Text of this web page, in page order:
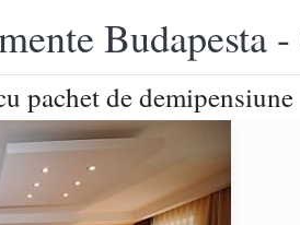
Budapesta
pachet de demipensiune